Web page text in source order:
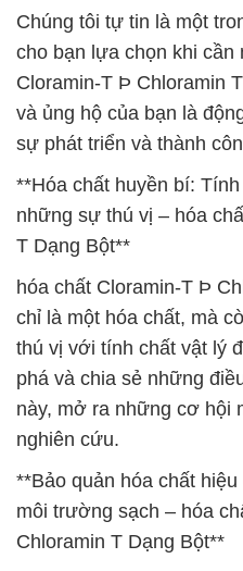
Chúng tôi tự tin là một
cho bạn lựa chọn khi cần
Cloramin-T Þ Chloramin
và ủng hộ của bạn là
sự phát triển và thành
**Hóa chất huyền bí:
những sự thú vị – hóa
T Dạng Bột**
hóa chất Cloramin-T Þ
chỉ là một hóa chất, mà
thú vị với tính chất vật lý
phá và chia sẻ những
này, mở ra những cơ hội
nghiên cứu.
**Bảo quản hóa chất
môi trường sạch – hóa
Chloramin T Dạng Bột**